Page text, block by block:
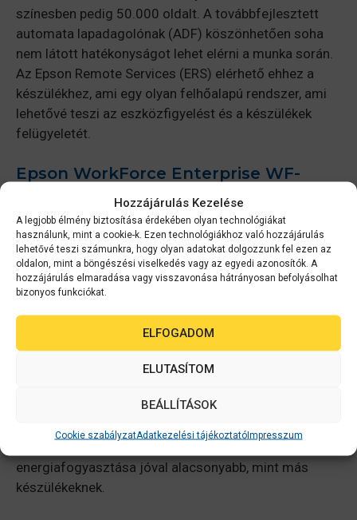
Hozzájárulás Kezelése
A legjobb élmény biztosítása érdekében olyan technológiákat
használunk, mint a cookie-k. Ezen technológiákhoz való hozzájárulás
lehetővé teszi számunkra, hogy olyan adatokat dolgozzunk fel ezen az
oldalon, mint a böngészési viselkedés vagy az egyedi azonosítók. A
hozzájárulás elmaradása vagy visszavonása hátrányosan befolyásolhat
bizonyos funkciókat.
ELFOGADOM
ELUTASÍTOM
BEÁLLÍTÁSOK
Cookie szabályzatAdatkezelési tájékoztatóImpresszum
színesben pedig 50.000 oldalt. A továbbfejlesztett
automata lapadagolónak (ADF) köszönhetően soha
nem látott hatékonyságot lehet elérni a munka során.
Az Epson Remote Services (ERS) elérhető ehhez a
készülékhez, ami egy olyan felhőalapú rendszer, ami
lehetővé teszi az eszközfigyelést és a készülékek
felügyeletét.
Epson WorkForce Enterprise WF-
Kimagasló teljesítményt nyújt az C21000 D4TW
nyomtató, aminek segítségével 100.000 fekete-fehér
és 50.000 színes oldalt lehet kinyomtatni anélkül,
hogy a tintatartályokat cserélni kellene. Az első oldalt
akár 100 lap/perces sebességre is képes. Olyan
hatékony finisher módokat tartalmaz, mint a
füzetkészítés és a lyukasztás, ami a sokoldalas
termelékenységet tovább növeli, hogy magas, akár
5350 lapos papírkapacitással rendelkezik. Hőmentes
energiafogyasztása jóval alacsonyabb, mint más
készülékeknek.